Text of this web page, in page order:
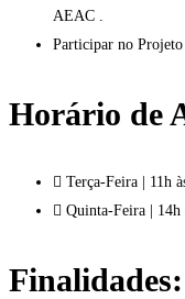
AEAC .
Participar no
Horário de
Terça-Feira | 11h
Quinta-Feira | 14h
Finalidades: